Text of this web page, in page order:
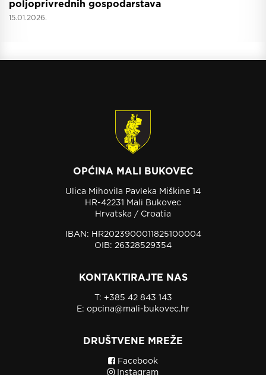
poljoprivrednih gospodarstava
15.01.2026.
OPĆINA MALI BUKOVEC
Ulica Mihovila Pavleka Miškine 14
HR-42231 Mali Bukovec
Hrvatska / Croatia
IBAN: HR2023900011825100004
OIB: 26328529354
KONTAKTIRAJTE NAS
T: +385 42 843 143
E: opcina@mali-bukovec.hr
DRUŠTVENE MREŽE
Facebook
Instagram